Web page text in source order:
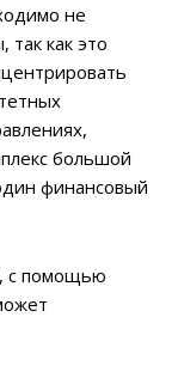
не
так как это
большой
финансовый
с помощью